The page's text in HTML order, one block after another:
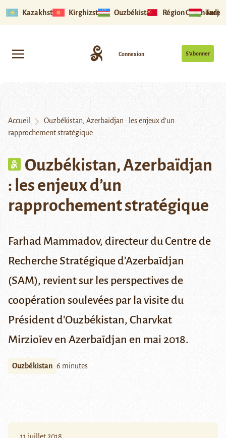
Kazakhstan Kirghizstan Ouzbékistan Région Ouïghoure
S’abonner
Connexion
Accueil
Ouzbékistan, Azerbaïdjan : les enjeux d’un
rapprochement stratégique
Ouzbékistan, Azerbaïdjan
: les enjeux d’un
rapprochement stratégique
Farhad Mammadov, directeur du Centre de
Recherche Stratégique d’Azerbaïdjan
(SAM), revient sur les perspectives de
coopération soulevées par la visite du
Président d'Ouzbékistan, Charvkat
Mirzioïev en Azerbaïdjan en mai 2018.
Ouzbékistan 6 minutes